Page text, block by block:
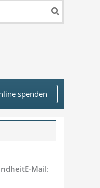
spenden
Mail: